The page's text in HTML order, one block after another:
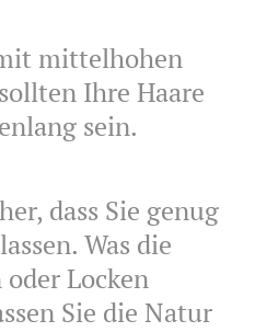
mittelhohen
Ihre Haare
sein.
dass Sie genug
Was die
Locken
Sie die Natur